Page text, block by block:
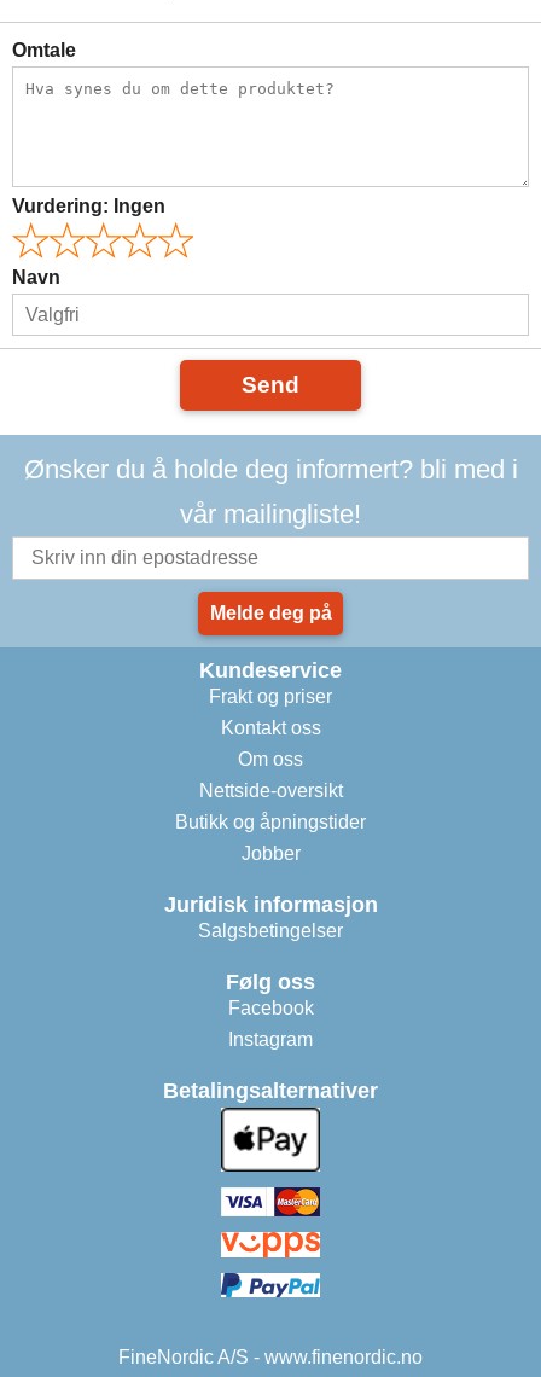
Omtale
Vurdering: Ingen
Navn
Send
Ønsker du å holde deg informert? bli med i
vår mailingliste!
Melde deg på
Kundeservice
Frakt og priser
Kontakt oss
Om oss
Nettside-oversikt
Butikk og åpningstider
Jobber
Juridisk informasjon
Salgsbetingelser
Følg oss
Facebook
Instagram
Betalingsalternativer
FineNordic A/S - www.finenordic.no